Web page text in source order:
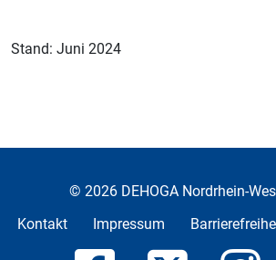
Stand: Juni 2024
© 2026 DEHOGA Nordrhein-
Kontakt
Impressum